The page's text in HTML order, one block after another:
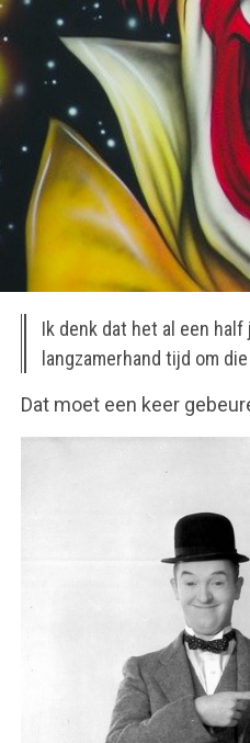
Ik denk dat het al een
langzamerhand tijd om
Dat moet een keer